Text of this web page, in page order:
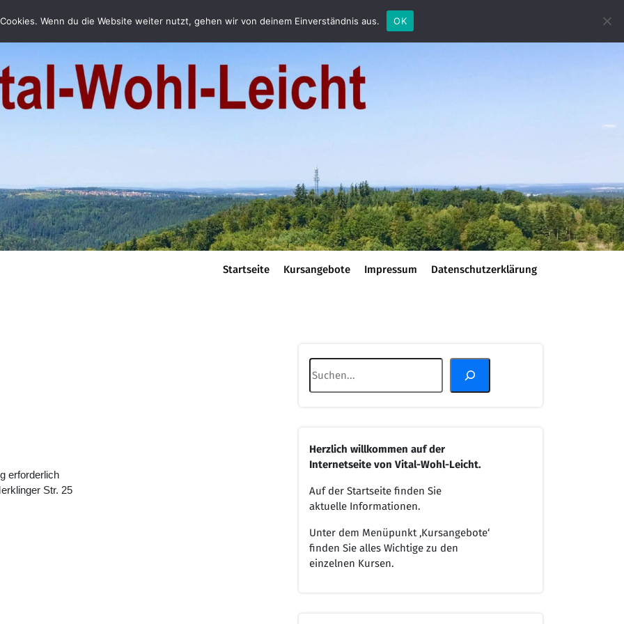
Startseite Kursangebote Impressum Datenschutzerklärung
erforderlich
Str. 25
Suchen
Herzlich willkommen auf der
Internetseite von Vital-Wohl-Leicht.
Auf der Startseite finden Sie
aktuelle Informationen.
Unter dem Menüpunkt ‚Kursangebote‘
finden Sie alles Wichtige zu den
einzelnen Kursen.
Wenn du die Website weiter nutzt, gehen wir von deinem Einverständnis aus. OK